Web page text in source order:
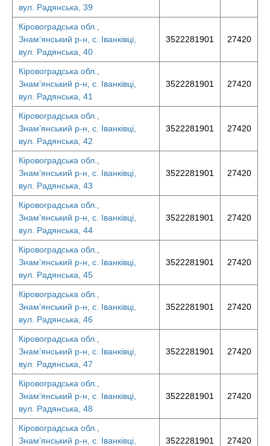
вул. Радянська, 39
Кіровоградська обл.,
Знам’янський р-н, с. Іванківці,
вул. Радянська, 40
3522281901 27420
Кіровоградська обл.,
Знам’янський р-н, с. Іванківці,
вул. Радянська, 41
3522281901 27420
Кіровоградська обл.,
Знам’янський р-н, с. Іванківці,
вул. Радянська, 42
3522281901 27420
Кіровоградська обл.,
Знам’янський р-н, с. Іванківці,
вул. Радянська, 43
3522281901 27420
Кіровоградська обл.,
Знам’янський р-н, с. Іванківці,
вул. Радянська, 44
3522281901 27420
Кіровоградська обл.,
Знам’янський р-н, с. Іванківці,
вул. Радянська, 45
3522281901 27420
Кіровоградська обл.,
Знам’янський р-н, с. Іванківці,
вул. Радянська, 46
3522281901 27420
Кіровоградська обл.,
Знам’янський р-н, с. Іванківці,
вул. Радянська, 47
3522281901 27420
Кіровоградська обл.,
Знам’янський р-н, с. Іванківці,
вул. Радянська, 48
3522281901 27420
Кіровоградська обл.,
Знам’янський р-н, с. Іванківці,
3522281901 27420